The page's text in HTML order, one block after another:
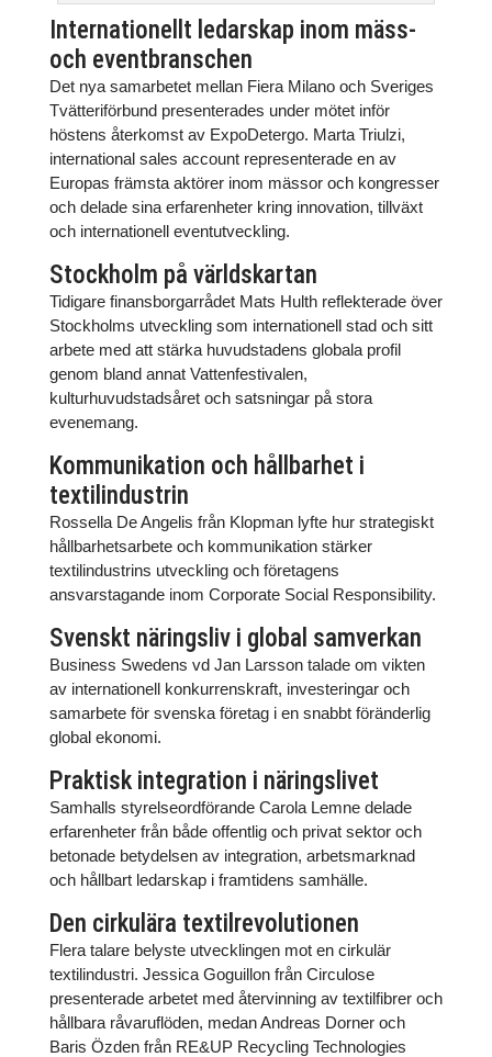
Internationellt ledarskap inom mäss-
och eventbranschen
Det nya samarbetet mellan Fiera Milano och Sveriges
Tvätteriförbund presenterades under mötet inför
höstens återkomst av ExpoDetergo. Marta Triulzi,
international sales account representerade en av
Europas främsta aktörer inom mässor och kongresser
och delade sina erfarenheter kring innovation, tillväxt
och internationell eventutveckling.
Stockholm på världskartan
Tidigare finansborgarrådet Mats Hulth reflekterade över
Stockholms utveckling som internationell stad och sitt
arbete med att stärka huvudstadens globala profil
genom bland annat Vattenfestivalen,
kulturhuvudstadsåret och satsningar på stora
evenemang.
Kommunikation och hållbarhet i
textilindustrin
Rossella De Angelis från Klopman lyfte hur strategiskt
hållbarhetsarbete och kommunikation stärker
textilindustrins utveckling och företagens
ansvarstagande inom Corporate Social Responsibility.
Svenskt näringsliv i global samverkan
Business Swedens vd Jan Larsson talade om vikten
av internationell konkurrenskraft, investeringar och
samarbete för svenska företag i en snabbt föränderlig
global ekonomi.
Praktisk integration i näringslivet
Samhalls styrelseordförande Carola Lemne delade
erfarenheter från både offentlig och privat sektor och
betonade betydelsen av integration, arbetsmarknad
och hållbart ledarskap i framtidens samhälle.
Den cirkulära textilrevolutionen
Flera talare belyste utvecklingen mot en cirkulär
textilindustri. Jessica Goguillon från Circulose
presenterade arbetet med återvinning av textilfibrer och
hållbara råvaruflöden, medan Andreas Dorner och
Baris Özden från RE&UP Recycling Technologies